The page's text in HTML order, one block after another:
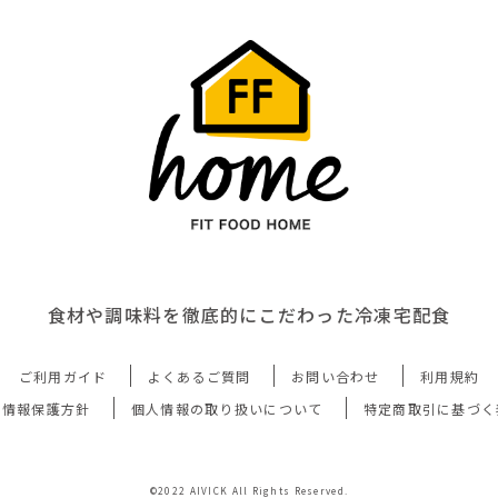
食材や調味料を徹底的にこだわった冷凍宅配食
ご利用ガイド よくあるご質問 お問い合わせ
利用規約
報保護方針
個人情報の取り扱いについて 特定商取引に基づ
©2022 AIVICK All Rights Reserved.